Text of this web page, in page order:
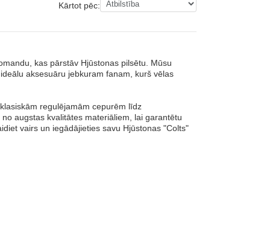
Kārtot pēc:
kas pārstāv Hjūstonas pilsētu. Mūsu
aksesuāru jebkuram fanam, kurš vēlas
regulējamām cepurēm līdz
augstas kvalitātes materiāliem, lai garantētu
vairs un iegādājieties savu Hjūstonas "Colts"